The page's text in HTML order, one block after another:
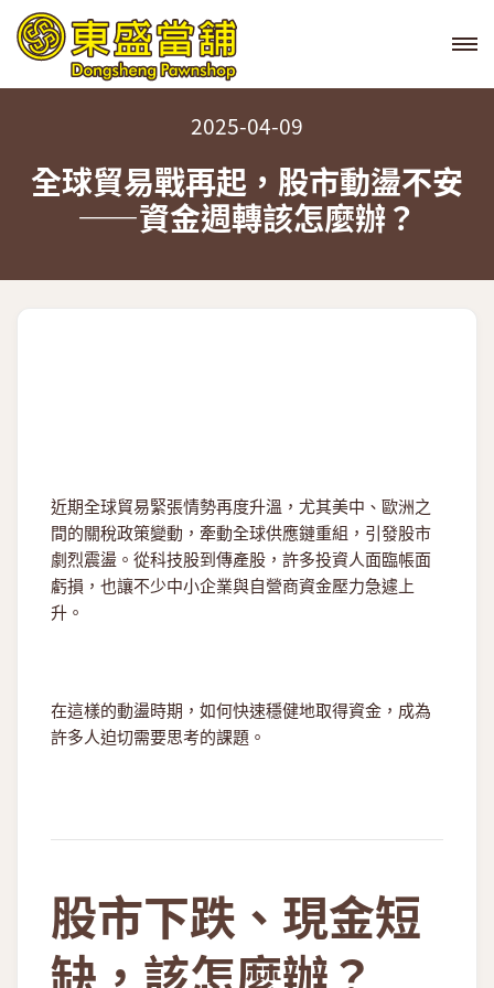
2025-04-09
全球貿易戰再起，股市動盪不安
——資金週轉該怎麼辦？
近期全球貿易緊張情勢再度升溫，尤其美中、歐洲之
間的關稅政策變動，牽動全球供應鏈重組，引發股市
劇烈震盪。從科技股到傳產股，許多投資人面臨帳面
虧損，也讓不少中小企業與自營商資金壓力急遽上
升。
在這樣的動盪時期，如何快速穩健地取得資金，成為
許多人迫切需要思考的課題。
股市下跌、現金短
缺，該怎麼辦？